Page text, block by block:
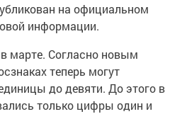
на официальном
информации.
марте. Согласно новым
теперь могут
до девяти. До этого в
только цифры один и